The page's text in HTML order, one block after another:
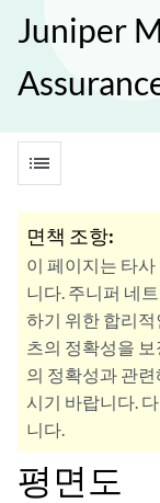
Juniper
list
면책 조항:
이 페이지는 타
니다. 주니퍼 네
하기 위한 합리
츠의 정확성을
의 정확성과 관
시기 바랍니다.
니다.
평면도